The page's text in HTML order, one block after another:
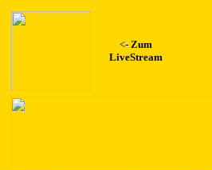
<- Zum
LiveStream